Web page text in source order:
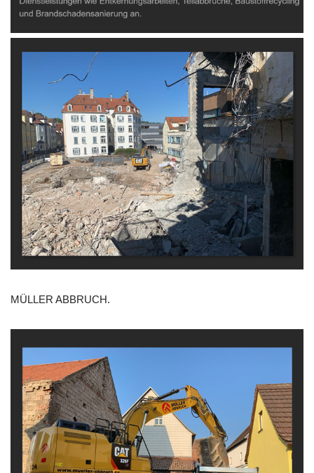
MÜLLER ABBRUCH.